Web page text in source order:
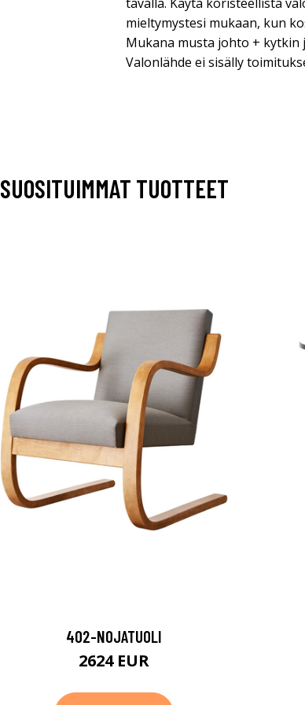
mieltymystesi mukaan, kun
Mukana musta johto + kytkin
Valonlähde ei sisälly
SUOSITUIMMAT TUOTTEET
402-NOJATUOLI
2624 EUR